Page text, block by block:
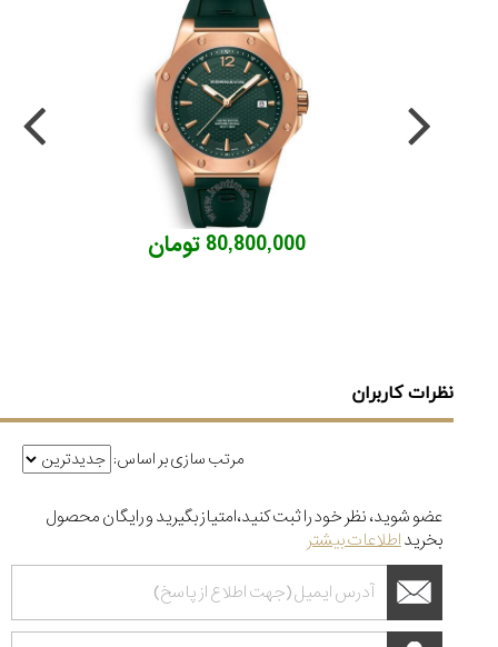
80,800,000 تومان
نظرات کاربران
مرتب سازی بر اساس:
عضو شوید، نظر خود را ثبت کنید،امتیاز بگیرید و رایگان محصول
بخریداطلاعات بیشتر